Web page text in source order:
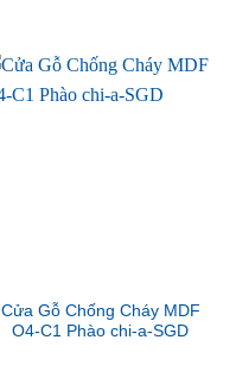
Cửa Gỗ Chống Cháy MDF
O4-C1 Phào chi-a-SGD